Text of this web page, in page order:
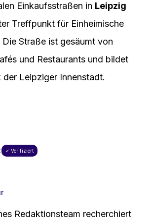
Einkaufsstraßen in Leipzig
Treffpunkt für Einheimische
Straße ist gesäumt von
und Restaurants und bildet
Leipziger Innenstadt.
✓ Verifiziert
Redaktionsteam recherchiert